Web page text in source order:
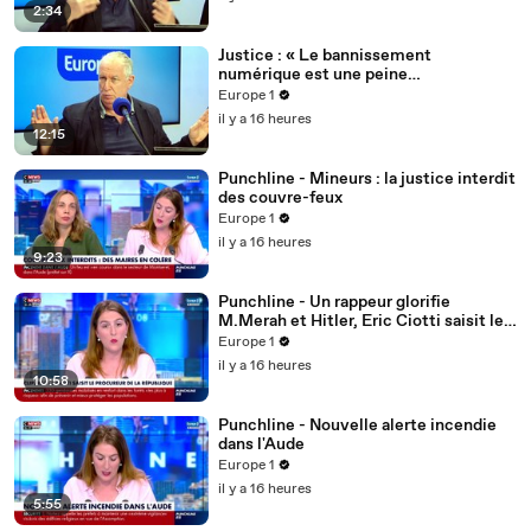
2:34
12:15
Justice : « Le bannissement
numérique est une peine
complémentaire » affirme Maître
Olivier Iteanu
Europe 1
il y a 16 heures
9:23
Punchline - Mineurs : la justice interdit
des couvre-feux
Europe 1
il y a 16 heures
10:58
Punchline - Un rappeur glorifie
M.Merah et Hitler, Eric Ciotti saisit le
procureur de la République
Europe 1
il y a 16 heures
5:55
Punchline - Nouvelle alerte incendie
dans l'Aude
Europe 1
il y a 16 heures